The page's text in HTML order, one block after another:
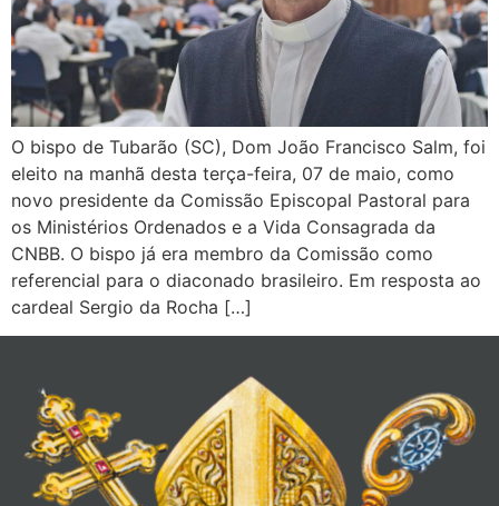
O bispo de Tubarão (SC), Dom João Francisco Salm, foi
eleito na manhã desta terça-feira, 07 de maio, como
novo presidente da Comissão Episcopal Pastoral para
os Ministérios Ordenados e a Vida Consagrada da
CNBB. O bispo já era membro da Comissão como
referencial para o diaconado brasileiro. Em resposta ao
cardeal Sergio da Rocha […]